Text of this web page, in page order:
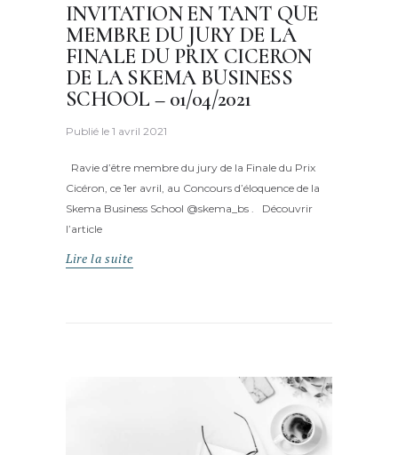
INVITATION EN TANT QUE
MEMBRE DU JURY DE LA
FINALE DU PRIX CICERON
DE LA SKEMA BUSINESS
SCHOOL – 01/04/2021
Publié le 1 avril 2021
Ravie d’être membre du jury de la Finale du Prix
Cicéron, ce 1er avril, au Concours d’éloquence de la
Skema Business School @skema_bs . Découvrir
l’article
Lire la suite